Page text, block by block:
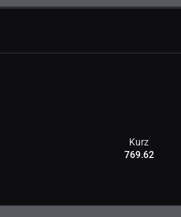
Kurz
769.62